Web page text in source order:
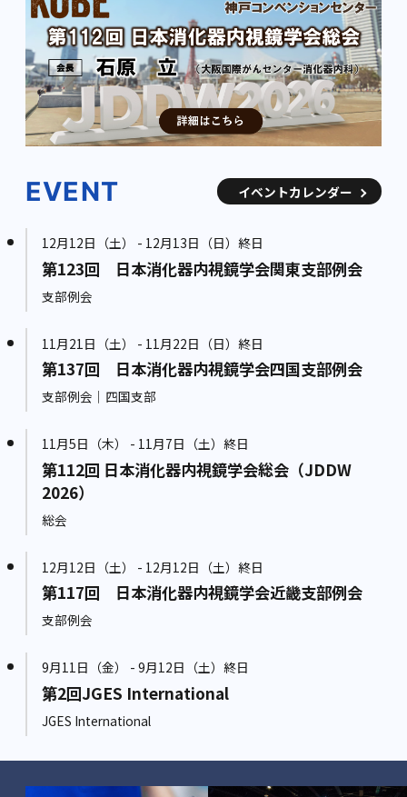
EVENT イベントカレンダー
12月12日（土） - 12月13日（日）終日
第123回 日本消化器内視鏡学会関東支部例会
支部例会
11月21日（土） - 11月22日（日）終日
第137回 日本消化器内視鏡学会四国支部例会
支部例会｜四国支部
11月5日（木） - 11月7日（土）終日
第112回 日本消化器内視鏡学会総会（JDDW
2026）
総会
12月12日（土） - 12月12日（土）終日
第117回 日本消化器内視鏡学会近畿支部例会
支部例会
9月11日（金） - 9月12日（土）終日
第2回JGES International
JGES International